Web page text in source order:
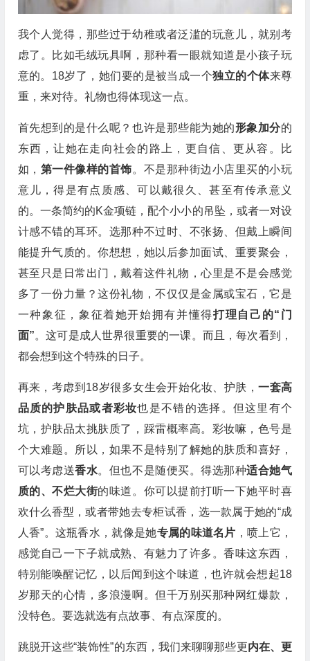
我个人觉得，那些过于幼稚或者泛滥的玩意儿，就别考
虑了。比如毛绒玩具啊，那种看一眼就知道是小孩子玩
意的。18岁了，她们要的是被当成一个独立的个体来尊
重，来对待。礼物也得体现这一点。
首先想到的是什么呢？也许是那些能为她的形象加分的
东西，让她在走向社会的路上，更自信、更从容。比
如， 第一件像样的首饰。不是那种街边小店里买的小玩
意儿，得是有点质感、可以戴很久、甚至有传承意义
的。一条简约的K金项链，配个小小的吊坠，或者一对设
计感不错的耳环。选那种不过时、不张扬、但戴上瞬间
能提升气质的。你想想，她以后参加面试、重要聚会，
甚至只是日常出门，戴着这件礼物，心里是不是会感觉
多了一份力量？这份礼物，不仅仅是金属或宝石，它是
一种象征，象征着她开始拥有并懂得打理自己的“门
面”。这可是成人世界很重要的一课。而且，每次看到，
都会想到这个特殊的日子。
再来，考虑到18岁很多女生会开始化妆、护肤，一套高
品质的护肤品或者彩妆也是不错的选择。但这里有个
坑，护肤品太挑肤质了，踩雷概率高。彩妆嘛，色号是
个大难题。所以，如果不是特别了解她的肤质和喜好，
可以考虑送香水。但也不是随便买。得选那种适合她气
质的、不烂大街的味道。你可以提前打听一下她平时喜
欢什么香型，或者带她去专柜试香，选一款属于她的“成
人香”。这瓶香水，就像是她专属的味道名片 ，喷上它，
感觉自己一下子就成熟、有魅力了许多。香味这东西，
特别能唤醒记忆，以后闻到这个味道，也许就会想起18
岁那天的心情，多浪漫啊。但千万别买那种网红爆款，
没特色。要选就选有点故事、有点深度的。
跳脱开这些“装饰性”的东西，我们来聊聊那些更内在、更